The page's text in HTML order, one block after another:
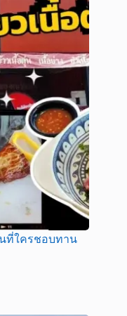
นที่ใครชอบทาน